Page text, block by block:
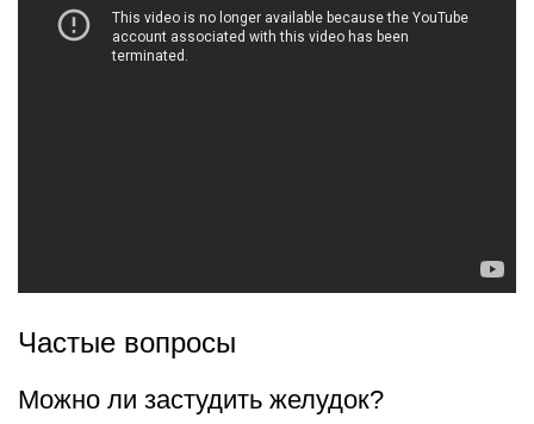
Частые вопросы
Можно ли застудить желудок?